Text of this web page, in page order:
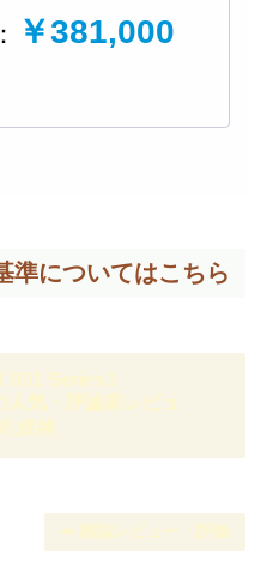
￥381,000
準についてはこちら
801 Series3
気・評論家レビュ
価格
➡︎ 雑誌レビュー・評論